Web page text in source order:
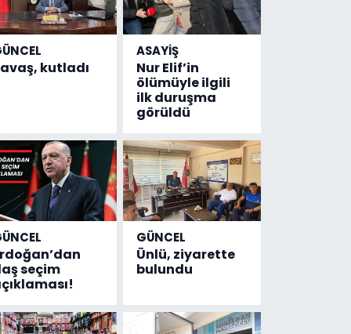
kutladı
ASAYİŞ
Nur Elif’in
ölümüyle ilgili
ilk duruşma
görüldü
seçim
GÜNCEL
Ünlü, ziyarette
bulundu